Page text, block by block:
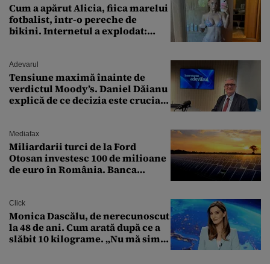
Cum a apărut Alicia, fiica marelui
fotbalist, într-o pereche de
bikini. Internetul a explodat:
Adevarul
Tensiune maximă înainte de
verdictul Moody’s. Daniel Dăianu
explică de ce decizia este crucială
Mediafax
Miliardarii turci de la Ford
Otosan investesc 100 de milioane
de euro în România. Banca
Click
Monica Dascălu, de nerecunoscut
la 48 de ani. Cum arată după ce a
slăbit 10 kilograme. „Nu mă simt